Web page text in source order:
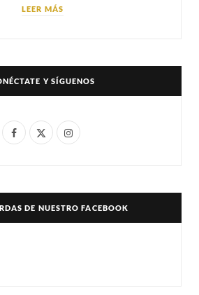
LEER MÁS
Y SÍGUENOS
F
e
X
w
I
t
DE NUESTRO FACEBOOK